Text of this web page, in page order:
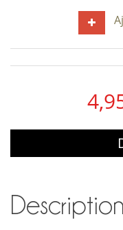
Description